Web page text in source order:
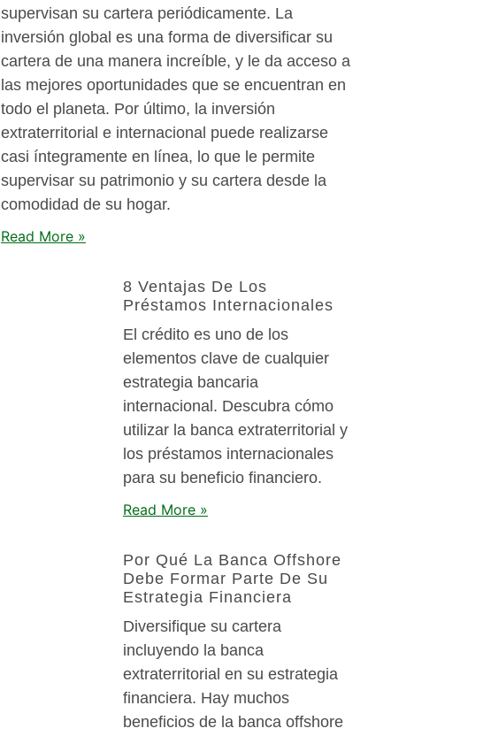
supervisan su cartera periódicamente. La
inversión global es una forma de diversificar su
cartera de una manera increíble, y le da acceso a
las mejores oportunidades que se encuentran en
todo el planeta. Por último, la inversión
extraterritorial e internacional puede realizarse
casi íntegramente en línea, lo que le permite
supervisar su patrimonio y su cartera desde la
comodidad de su hogar.
Read More »
8 Ventajas De Los
Préstamos Internacionales
El crédito es uno de los
elementos clave de cualquier
estrategia bancaria
internacional. Descubra cómo
utilizar la banca extraterritorial y
los préstamos internacionales
para su beneficio financiero.
Read More »
Por Qué La Banca Offshore
Debe Formar Parte De Su
Estrategia Financiera
Diversifique su cartera
incluyendo la banca
extraterritorial en su estrategia
financiera. Hay muchos
beneficios de la banca offshore